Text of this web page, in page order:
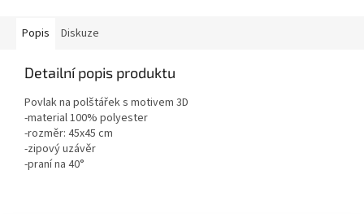
Popis Diskuze
Detailní popis produktu
Povlak na polštářek s motivem 3D
-material 100% polyester
-rozměr: 45x45 cm
-zipový uzávěr
-praní na 40°